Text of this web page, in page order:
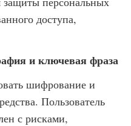
доступа,
и ключевая фраза
шифрование и
Пользователь
с рисками,